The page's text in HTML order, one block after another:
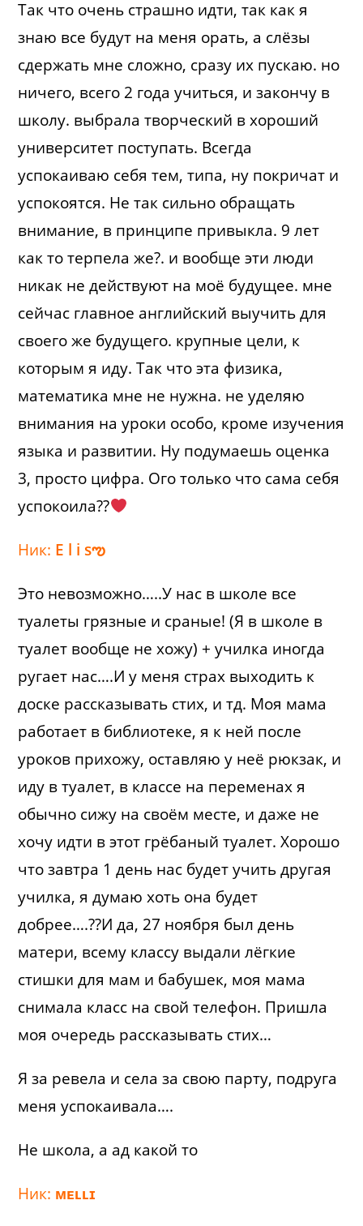
Так что очень страшно идти, так как я
знаю все будут на меня орать, а слёзы
сдержать мне сложно, сразу их пускаю. но
ничего, всего 2 года учиться, и закончу в
школу. выбрала творческий в хороший
университет поступать. Всегда
успокаиваю себя тем, типа, ну покричат и
успокоятся. Не так сильно обращать
внимание, в принципе привыкла. 9 лет
как то терпела же?. и вообще эти люди
никак не действуют на моё будущее. мне
сейчас главное английский выучить для
своего же будущего. крупные цели, к
которым я иду. Так что эта физика,
математика мне не нужна. не уделяю
внимания на уроки особо, кроме изучения
языка и развитии. Ну подумаешь оценка
3, просто цифра. Ого только что сама себя
успокоила??
Ник: E l i sఌ
Это невозможно…..У нас в школе все
туалеты грязные и сраные! (Я в школе в
туалет вообще не хожу) + училка иногда
ругает нас….И у меня страх выходить к
доске рассказывать стих, и тд. Моя мама
работает в библиотеке, я к ней после
уроков прихожу, оставляю у неё рюкзак, и
иду в туалет, в классе на переменах я
обычно сижу на своём месте, и даже не
хочу идти в этот грёбаный туалет. Хорошо
что завтра 1 день нас будет учить другая
училка, я думаю хоть она будет
добрее….??И да, 27 ноября был день
матери, всему классу выдали лёгкие
стишки для мам и бабушек, моя мама
снимала класс на свой телефон. Пришла
моя очередь рассказывать стих…
Я за ревела и села за свою парту, подруга
меня успокаивала….
Не школа, а ад какой то
Ник: ᴍᴇʟʟɪ